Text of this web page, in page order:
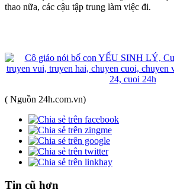
thao nữa, các cậu tập trung làm việc đi.
( Nguồn 24h.com.vn)
Tin cũ hơn